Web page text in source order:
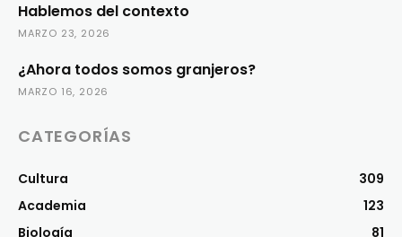
Hablemos del contexto
MARZO 23, 2026
¿Ahora todos somos granjeros?
MARZO 16, 2026
CATEGORÍAS
Cultura
309
Academia
123
Biología
81